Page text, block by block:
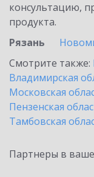
консультацию,
продукта.
Рязань
Смотрите также:
Владимирская
Московская
Пензенская
Тамбовская
Партнеры в